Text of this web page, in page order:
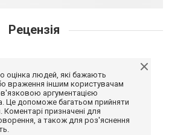
Рецензія
оцінка людей, які бажають
враження іншим користувачам
аргументацією
Це допоможе багатьом прийняти
призначені для
а також для роз'яснення